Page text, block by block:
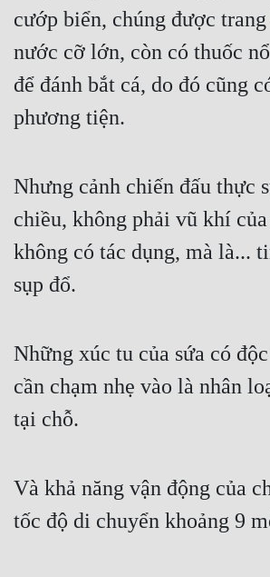
cướp biển, chúng được
nước cỡ lớn, còn có thuốc
để đánh bắt cá, do đó cũng
phương tiện.
Nhưng cảnh chiến đấu thực
chiều, không phải vũ khí
không có tác dụng, mà là...
sụp đổ.
Những xúc tu của sứa có
cần chạm nhẹ vào là nhân
tại chỗ.
Và khả năng vận động của
tốc độ di chuyển khoảng 9